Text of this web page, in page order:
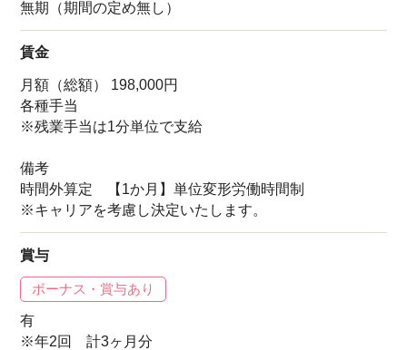
無期（期間の定め無し）
賃金
月額（総額） 198,000円
各種手当
※残業手当は1分単位で支給
備考
時間外算定 【1か月】単位変形労働時間制
※キャリアを考慮し決定いたします。
賞与
ボーナス・賞与あり
有
※年2回 計3ヶ月分